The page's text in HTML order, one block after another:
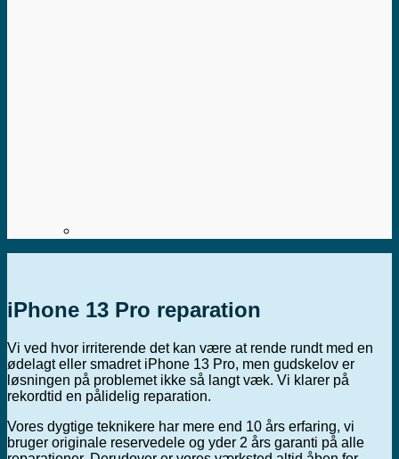
iPhone 13 Pro reparation
Vi ved hvor irriterende det kan være at rende rundt med en
ødelagt eller smadret iPhone 13 Pro, men gudskelov er
løsningen på problemet ikke så langt væk. Vi klarer på
rekordtid en pålidelig reparation.
Vores dygtige teknikere har mere end 10 års erfaring, vi
bruger originale reservedele og yder 2 års garanti på alle